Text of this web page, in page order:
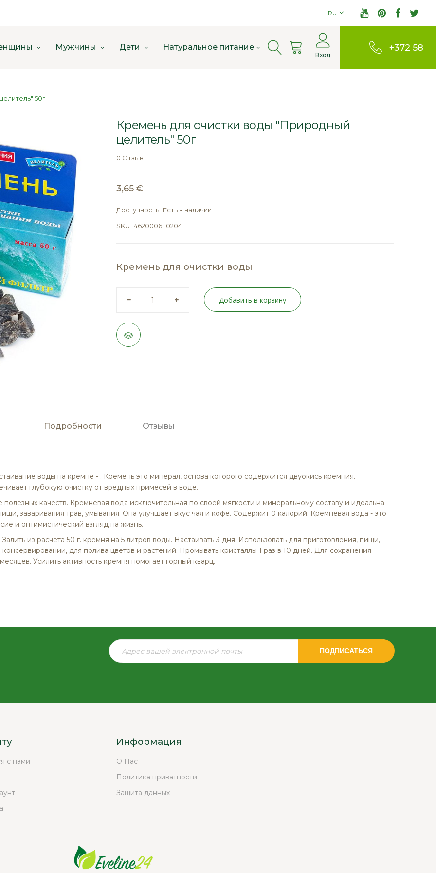
RU
Мужчины Дети Натуральное питание Cart
Вход
+372 58
50г
Кремень для очистки воды "Природный
целитель" 50г
0 Отзыв
3,65 €
Доступность Есть в наличии
SKU 4620006110204
Кремень для очистки воды
Добавить в корзину
Подробности
воды на кремне - . Кремень это минерал, основа которого содержится двуокись кремния.
глубокую очистку от вредных примесей в воде.
качеств. Кремневая вода исключительная по своей мягкости и минеральному составу и идеальна
заваривания трав, умывания. Она улучшает вкус чая и кофе. Содержит 0 калорий. Кремневая вода - это
и оптимистический взгляд на жизнь.
из расчёта 50 г. кремня на 5 литров воды. Настаивать 3 дня. Использовать для приготовления, пищи,
для полива цветов и растений. Промывать кристаллы 1 раз в 10 дней. Для сохранения
Усилить активность кремня помогает горный кварц.
Отзывы
ПОДПИСАТЬСЯ
с нами
Информация
О Нас
Политика приватности
Защита данных